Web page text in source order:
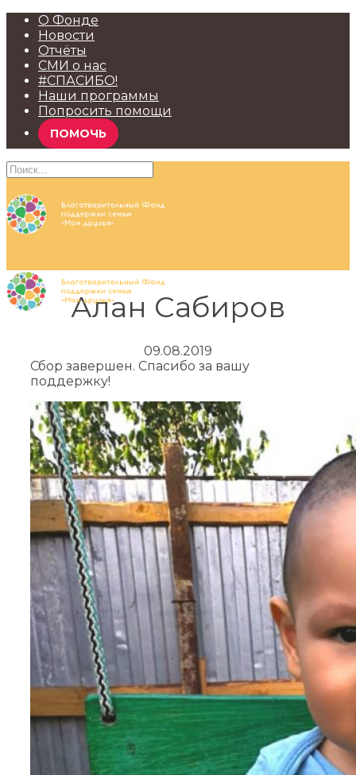
О Фонде
Новости
Отчёты
СМИ о нас
#СПАСИБО!
Наши программы
Попросить помощи
ПОМОЧЬ
Алан Сабиров
09.08.2019
Сбор завершен. Спасибо за вашу
поддержку!